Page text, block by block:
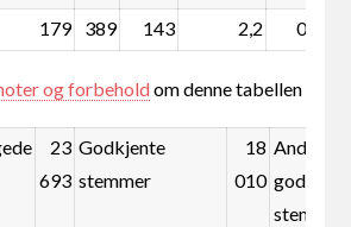
179 389 143 2,2 0,7
og forbeholdom denne tabellen
23
693
Godkjente
stemmer
18
010
Andel
stemmer